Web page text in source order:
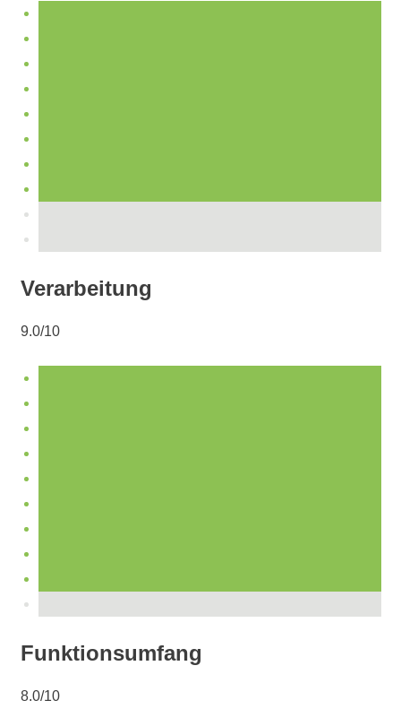
Verarbeitung
9.0/10
Funktionsumfang
8.0/10